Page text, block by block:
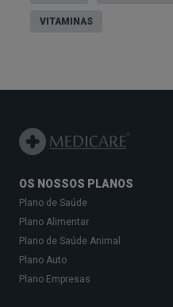
VITAMINAS
OS NOSSOS PLANOS
Plano de Saúde
Plano Alimentar
Plano de Saúde Animal
Plano Auto
Plano Empresas